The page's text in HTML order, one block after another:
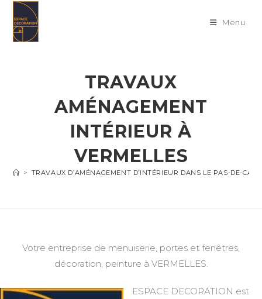
content
Menu
TRAVAUX
AMÉNAGEMENT
INTÉRIEUR À
VERMELLES
> TRAVAUX D’AMÉNAGEMENT D’INTÉRIEUR DANS LE PAS-DE-
Votre entreprise de menuiserie, portes et fenêtres,
décoration, peinture à VERMELLES.
ESPACE DECORATION est